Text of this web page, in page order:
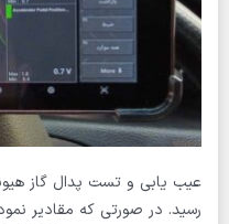
رسید. در صورتی که مقادیر